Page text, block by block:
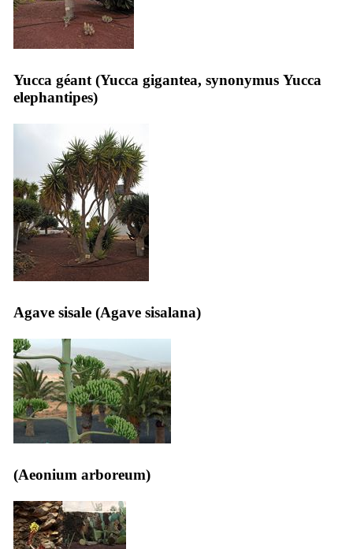
Yucca géant (Yucca gigantea, synonymus Yucca
elephantipes)
Agave sisale (Agave sisalana)
(Aeonium arboreum)